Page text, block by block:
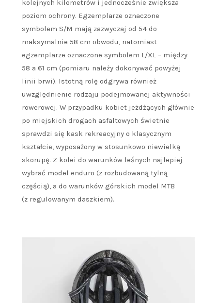
kolejnych kilometrów i jednocześnie zwiększa
poziom ochrony. Egzemplarze oznaczone
symbolem S/M mają zazwyczaj od 54 do
maksymalnie 58 cm obwodu, natomiast
egzemplarze oznaczone symbolem L/XL – między
58 a 61 cm (pomiaru należy dokonywać powyżej
linii brwi). Istotną rolę odgrywa również
uwzględnienie rodzaju podejmowanej aktywności
rowerowej. W przypadku kobiet jeżdżących głównie
po miejskich drogach asfaltowych świetnie
sprawdzi się kask rekreacyjny o klasycznym
kształcie, wyposażony w stosunkowo niewielką
skorupę. Z kolei do warunków leśnych najlepiej
wybrać model enduro (z rozbudowaną tylną
częścią), a do warunków górskich model MTB
(z regulowanym daszkiem).